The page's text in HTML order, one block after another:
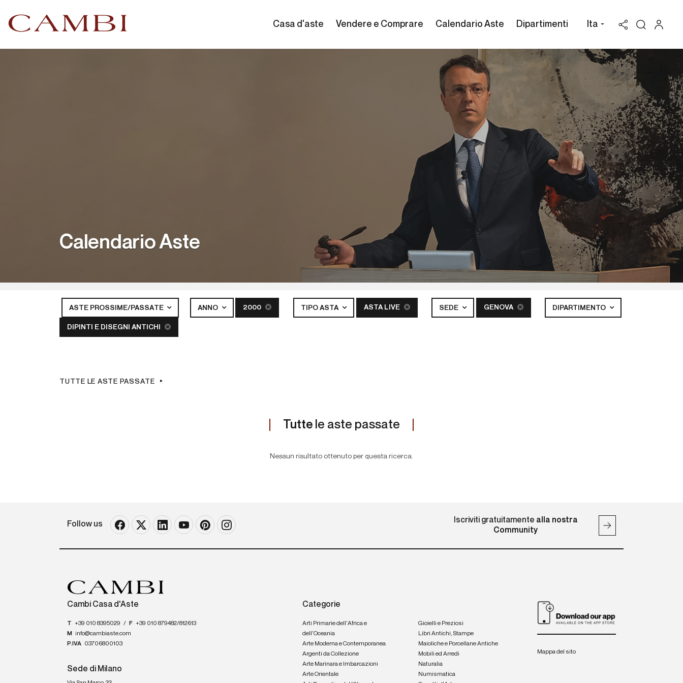
Casa d'aste Vendere e Comprare Calendario Aste Dipartimenti Ita
Calendario Aste
ASTE PROSSIME/PASSATE ANNO 2000 TIPO ASTA ASTA LIVE SEDE GENOVA DIPARTIMENTO
DIPINTI E DISEGNI ANTICHI
TUTTE LE ASTE PASSATE
Tutte le aste passate
Nessun risultato ottenuto per questa ricerca.
Follow us Iscriviti gratuitamente alla nostra
Community
Cambi Casa d'Aste
T +39 010 8395029 / F +39 010 879482/812613
M
info@cambiaste.com
P.IVA 03706800103
Sede di Milano
Categorie
Arti Primarie dell'Africa e
dell'Oceania
Arte Moderna e Contemporanea
Argenti da Collezione
Arte Marinara e Imbarcazioni
Arte Orientale
Gioielli e Preziosi
Libri Antichi, Stampe
Maioliche e Porcellane Antiche
Mobili ed Arredi
Naturalia
Numismatica
Mappa del sito